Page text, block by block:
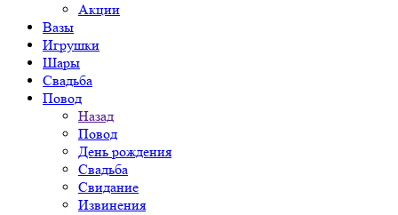
Акции
Вазы
Игрушки
Шары
Свадьба
Повод
Назад
Повод
День рождения
Свадьба
Свидание
Извинения